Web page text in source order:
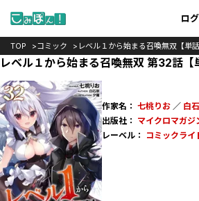
ロ
TOP コミック レベル１から始まる召喚無双【単話
レベル１から始まる召喚無双 第32話【
作家名： 七桃りお／ 白
出版社： マイクロマガジ
レーベル：
コミックライ